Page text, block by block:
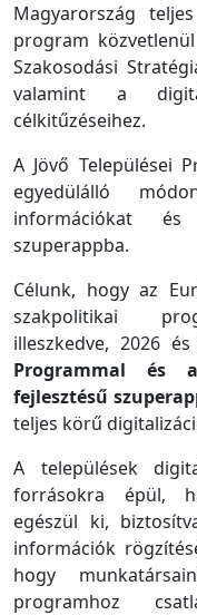
Magyarország
program
Szakosodási
valamint a
célkitűzéseihez.
A Jövő Települései
egyedülálló
információkat
szuperappba.
Célunk, hogy az
szakpolitikai
illeszkedve, 2026
Programmal és
fejlesztésű
teljes körű
A települések
forrásokra épül,
egészül ki,
információk
hogy
programhoz